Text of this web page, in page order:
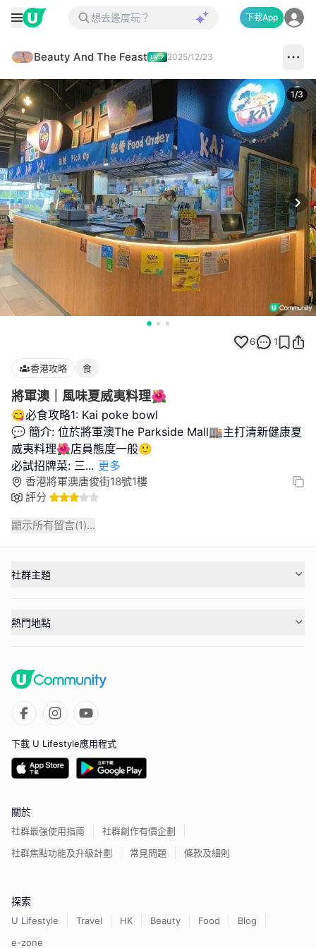
下載App
Beauty And The Feast 2025/12/23
1/3
6 1
香港攻略 食
將軍澳｜風味夏威夷料理🌺
😋必食攻略1: Kai poke bowl
💬 簡介: 位於將軍澳The Parkside Mall🏬主打清新健康夏
威夷料理🌺店員態度一般🙂
必試招牌菜: 三... 更多
香港將軍澳唐俊街18號1樓
評分
顯示所有留言(1)...
社群主題
熱門地點
下載 U Lifestyle應用程式
關於
社群最強使用指南
社群創作有價企劃
社群焦點功能及升級計劃
常見問題 條款及細則
探索
U Lifestyle Travel HK Beauty Food
Blog
e-zone